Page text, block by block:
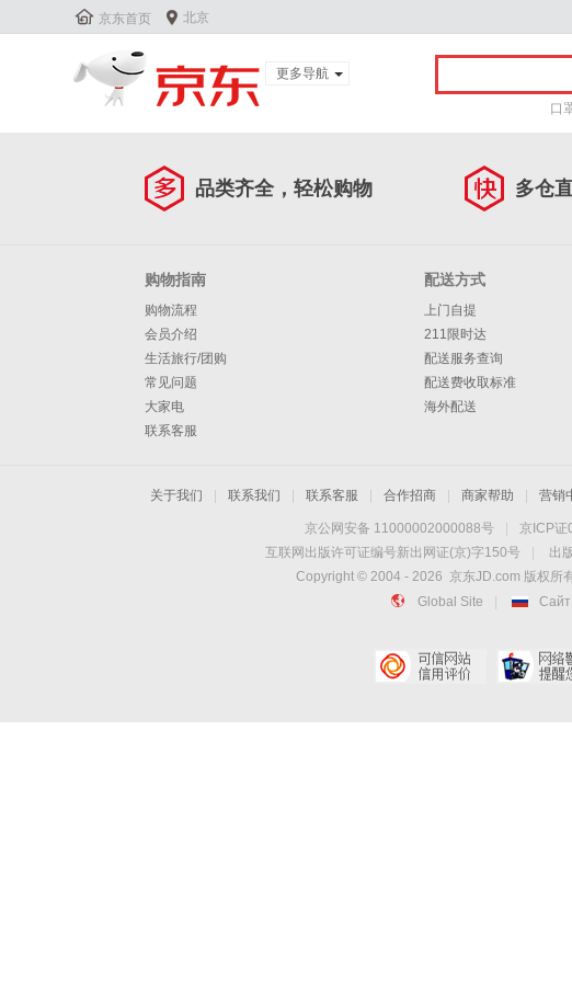
 京东首页  北京
更多导航
夺宝岛
口
品类齐全，轻松购物 多仓
购物指南
购物流程
会员介绍
生活旅行/团购
常见问题
大家电
联系客服
配送方式
上门自提
211限时达
配送服务查询
配送费收取标准
海外配送
关于我们 联系我们 联系客服 合作招商 商家帮助 营销
京公网安备 11000002000088号 京ICP
互联网出版许可证编号新出网证(京)字150号
出
Copyright © 2004 - 2026 京东JD.com 版权所
Global Site
Сайт